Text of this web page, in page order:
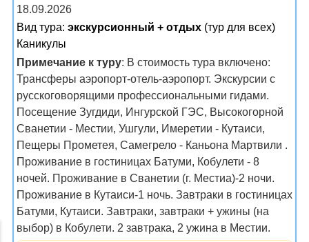
18.09.2026
Вид тура: экскурсионный + отдых (тур для всех)
Каникулы
Примечание к туру: В стоимость тура включено:
Трансферы аэропорт-отель-аэропорт. Экскурсии с
русскоговорящими профессиональными гидами.
Посещение Зугдиди, Ингурской ГЭС, Высокогорной
Сванетии - Местии, Ушгули, Имеретии - Кутаиси,
Пещеры Прометея, Самегрело - Каньона Мартвили .
Проживание в гостиницах Батуми, Кобулети - 8
ночей. Проживание в Сванетии (г. Местиа)-2 ночи.
Проживание в Кутаиси-1 ночь. Завтраки в гостиницах
Батуми, Кутаиси. Завтраки, завтраки + ужины (на
выбор) в Кобулети. 2 завтрака, 2 ужина в Местии.